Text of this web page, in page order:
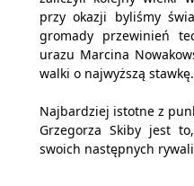
przy okazji byliśmy
gromady przewinień
urazu Marcina
walki o najwyższą stawkę.
Najbardziej istotne z
Grzegorza Skiby jest
swoich następnych